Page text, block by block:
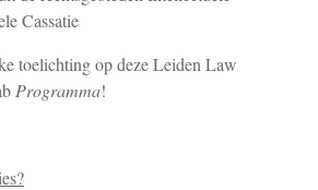
Cassatie
toelichting op deze Leiden Law
Programma!